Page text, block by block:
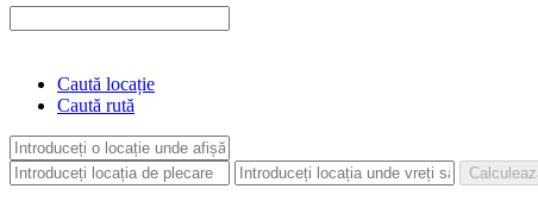
Caută locație
Caută rută